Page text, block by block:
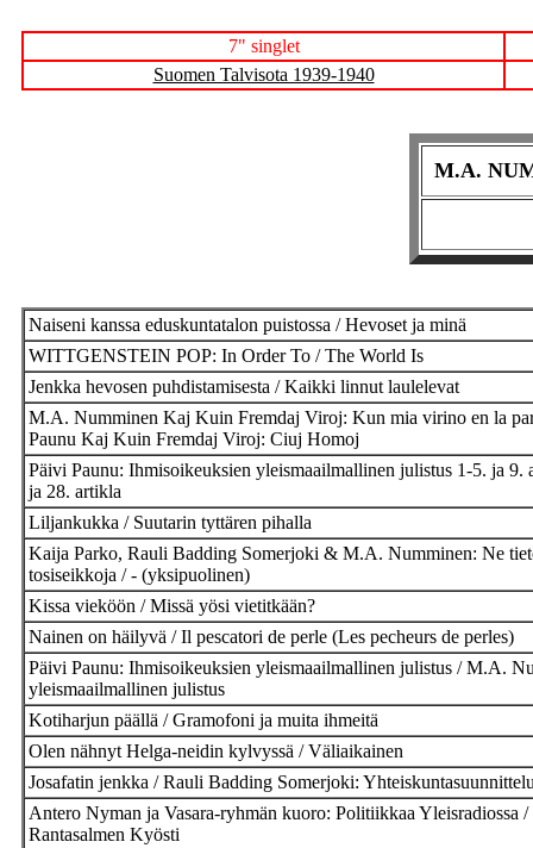
7" singlet
Suomen Talvisota 1939-1940
M.A.
Naiseni kanssa eduskuntatalon puistossa / Hevoset ja minä
WITTGENSTEIN POP: In Order To / The World Is
Jenkka hevosen puhdistamisesta / Kaikki linnut laulelevat
M.A. Numminen Kaj Kuin Fremdaj Viroj: Kun mia virino en la
Paunu Kaj Kuin Fremdaj Viroj: Ciuj Homoj
Päivi Paunu: Ihmisoikeuksien yleismaailmallinen julistus 1-5. ja
ja 28. artikla
Liljankukka / Suutarin tyttären pihalla
Kaija Parko, Rauli Badding Somerjoki & M.A. Numminen: Ne
tosiseikkoja / - (yksipuolinen)
Kissa vieköön / Missä yösi vietitkään?
Nainen on häilyvä / Il pescatori de perle (Les pecheurs de perles)
Päivi Paunu: Ihmisoikeuksien yleismaailmallinen julistus / M.A.
yleismaailmallinen julistus
Kotiharjun päällä / Gramofoni ja muita ihmeitä
Olen nähnyt Helga-neidin kylvyssä / Väliaikainen
Josafatin jenkka / Rauli Badding Somerjoki:
Antero Nyman ja Vasara-ryhmän kuoro: Politiikkaa Yleisradiossa
Rantasalmen Kyösti